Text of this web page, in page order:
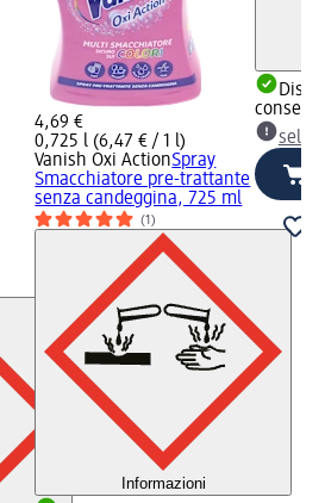
4,69 €
0,725 l (6,47 € / 1 l)
Vanish Oxi ActionSpray
Smacchiatore pre-trattante
senza candeggina, 725 ml
(1)
Informazioni